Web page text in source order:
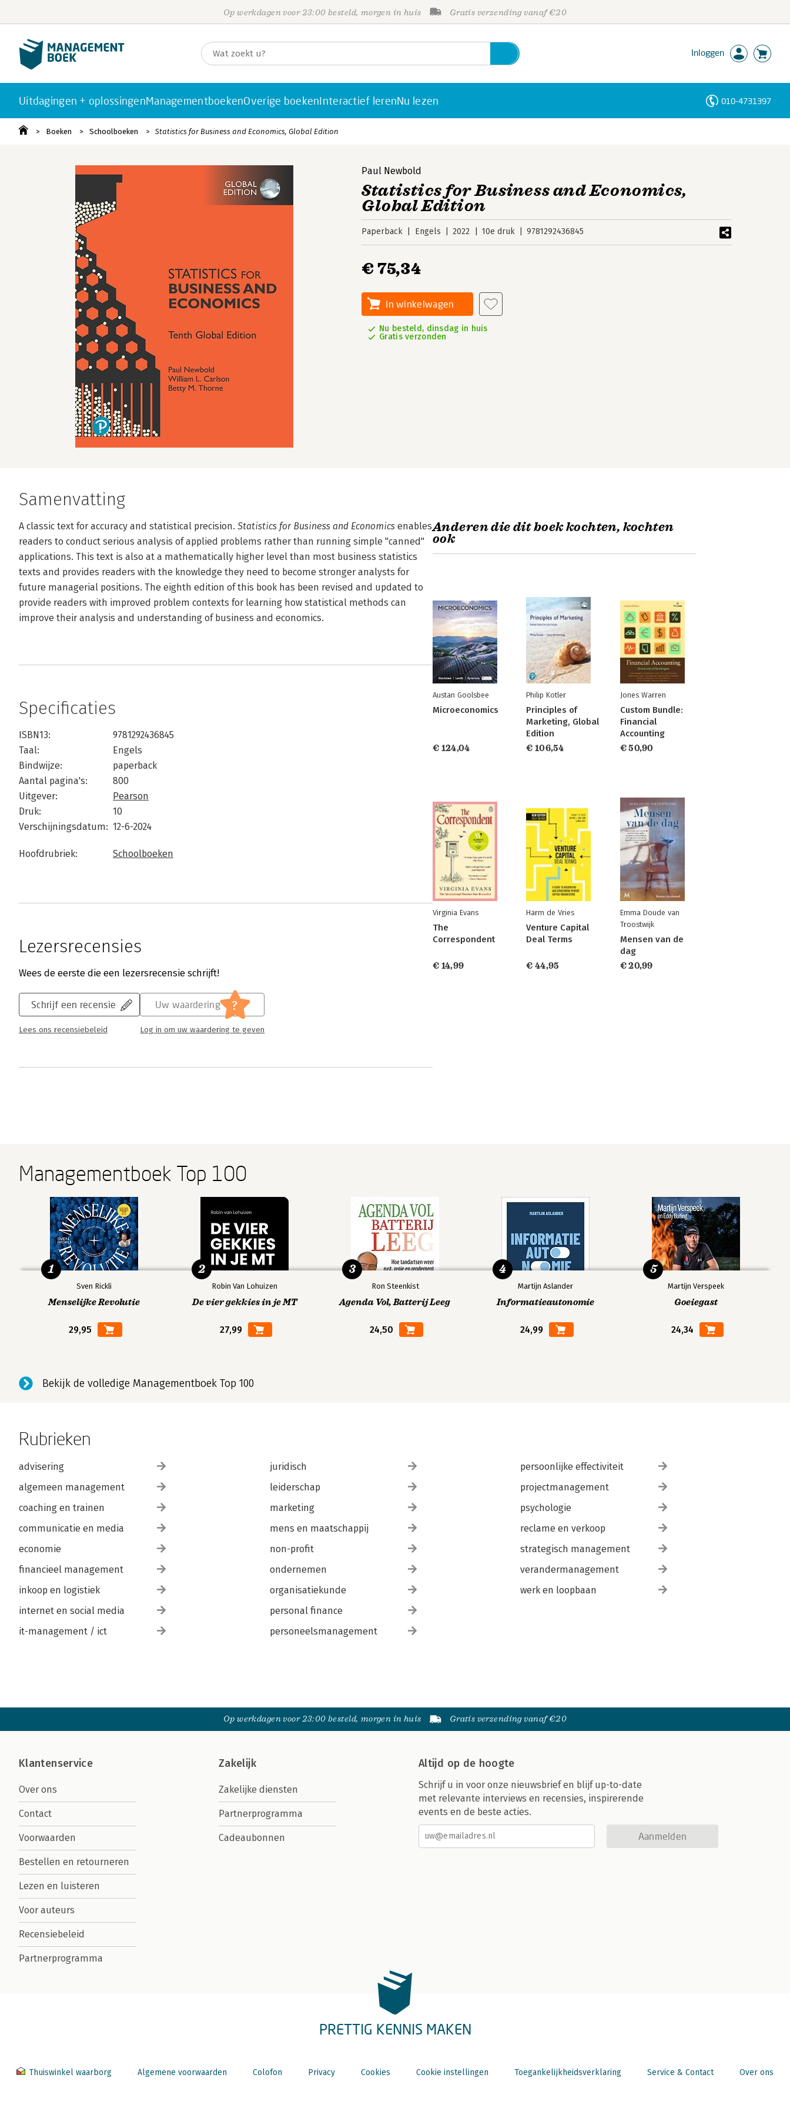
Op werkdagen voor 23:00 besteld, morgen in huis Gratis verzending vanaf €20
Inloggen
Uitdagingen + oplossingenManagementboekenOverige boekenInteractief lerenNu lezen 010-4731397
Boeken Schoolboeken Statistics for Business and Economics, Global Edition
Paul Newbold
Statistics for Business and Economics,
Global Edition
Paperback Engels 2022 10e druk 9781292436845
€ 75,34
In winkelwagen
Nu besteld, dinsdag in huis
Gratis verzonden
Samenvatting
A classic text for accuracy and statistical precision. Statistics for Business and Economics enables
readers to conduct serious analysis of applied problems rather than running simple "canned"
applications. This text is also at a mathematically higher level than most business statistics
texts and provides readers with the knowledge they need to become stronger analysts for
future managerial positions. The eighth edition of this book has been revised and updated to
provide readers with improved problem contexts for learning how statistical methods can
improve their analysis and understanding of business and economics.
Specificaties
ISBN13:
9781292436845
Taal:
Engels
Bindwijze:
paperback
Aantal pagina's:
800
Uitgever:
Pearson
Druk:
10
Verschijningsdatum: 12-6-2024
Hoofdrubriek: Schoolboeken
Lezersrecensies
Wees de eerste die een lezersrecensie schrijft!
Schrijf een recensie
Lees ons recensiebeleid
Uw waardering ?
Log in om uw waardering te geven
Anderen die dit boek kochten, kochten
ook
Austan Goolsbee
Microeconomics
€ 124,04
Philip Kotler
Principles of
Marketing, Global
Edition
€ 106,54
Jones Warren
Custom Bundle:
Financial
Accounting
€ 50,90
Virginia Evans
The
Correspondent
€ 14,99
Harm de Vries
Venture Capital
Deal Terms
€ 44,95
Emma Doude van
Troostwijk
Mensen van de
dag
€ 20,99
Managementboek Top 100
Sven Rickli
Menselijke Revolutie
29,95
1
Robin Van Lohuizen
De vier gekkies in je MT
27,99
2
Ron Steenkist
Agenda Vol, Batterij Leeg
24,50
3
Martijn Aslander
Informatieautonomie
24,99
4
Martijn Verspeek
Goeiegast
24,34
5
Bekijk de volledige Managementboek Top 100
Rubrieken
advisering
algemeen management
coaching en trainen
communicatie en media
economie
financieel management
inkoop en logistiek
internet en social media
it-management / ict
juridisch
leiderschap
marketing
mens en maatschappij
non-profit
ondernemen
organisatiekunde
personal finance
personeelsmanagement
persoonlijke effectiviteit
projectmanagement
psychologie
reclame en verkoop
strategisch management
verandermanagement
werk en loopbaan
Op werkdagen voor 23:00 besteld, morgen in huis Gratis verzending vanaf €20
Klantenservice
Over ons
Contact
Voorwaarden
Bestellen en retourneren
Lezen en luisteren
Voor auteurs
Recensiebeleid
Partnerprogramma
Zakelijk
Zakelijke diensten
Partnerprogramma
Cadeaubonnen
Altijd op de hoogte
Schrijf u in voor onze nieuwsbrief en blijf up-to-date
met relevante interviews en recensies, inspirerende
events en de beste acties.
Aanmelden
PRETTIG KENNIS MAKEN
Thuiswinkel waarborg Algemene voorwaarden Colofon Privacy Cookies Cookie instellingen Toegankelijkheidsverklaring Service & Contact Over ons
Personen